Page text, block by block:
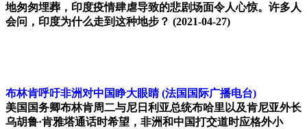
地匆匆埋葬，印度疫情肆虐导致的悲剧场面令人心惊。许多人
会问，印度为什么走到这种地步？ (2021-04-27)
布林肯呼吁非洲对中国睁大眼睛 (法国国际广播电台)
美国国务卿布林肯周二与尼日利亚总统布哈里以及肯尼亚外长
乌胡鲁·肯雅塔通话时希望，非洲和中国打交道时应格外小